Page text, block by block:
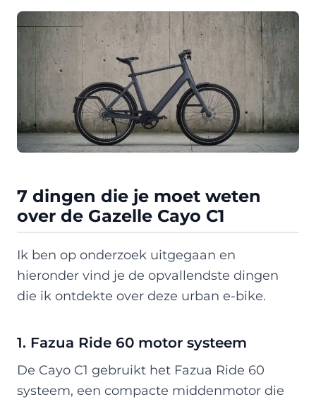
7 dingen die je moet weten
over de Gazelle Cayo C1
Ik ben op onderzoek uitgegaan en
hieronder vind je de opvallendste dingen
die ik ontdekte over deze urban e-bike.
1. Fazua Ride 60 motor systeem
De Cayo C1 gebruikt het Fazua Ride 60
systeem, een compacte middenmotor die